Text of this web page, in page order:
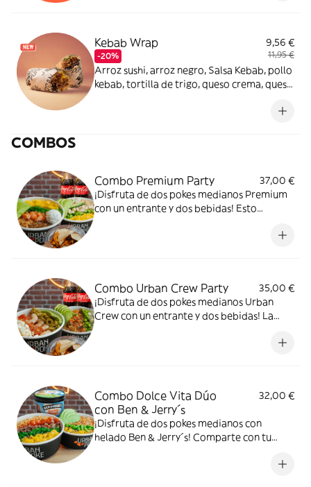
Kebab Wrap
-20%
9,56 €
11,95 €
Arroz sushi, arroz negro, Salsa Kebab, pollo
kebab, tortilla de trigo, queso crema, queso
sésamo mix. ¡Todo el sabor del kebab, en
COMBOS
Combo Premium Party
37,00 €
¡Disfruta de dos pokes medianos Premium
con un entrante y dos bebidas! Esto
Combo Urban Crew Party
35,00 €
¡Disfruta de dos pokes medianos Urban
Crew con un entrante y dos bebidas! La
Combo Dolce Vita Dúo
con Ben & Jerry´s
32,00 €
¡Disfruta de dos pokes medianos con
helado Ben & Jerry´s! Comparte con tu